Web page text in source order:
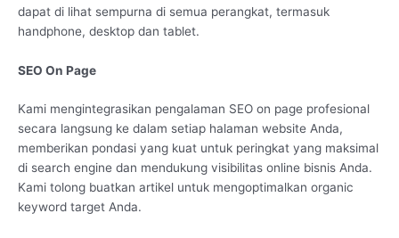
dapat di lihat sempurna di semua perangkat, termasuk
handphone, desktop dan tablet.
SEO On Page
Kami mengintegrasikan pengalaman SEO on page profesional
secara langsung ke dalam setiap halaman website Anda,
memberikan pondasi yang kuat untuk peringkat yang maksimal
di search engine dan mendukung visibilitas online bisnis Anda.
Kami tolong buatkan artikel untuk mengoptimalkan organic
keyword target Anda.